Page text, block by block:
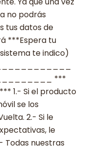
no podrás
tus datos de
***Espera tu
te indico)
***
1.- Si el producto
se los
2.- Si le
le
Todas nuestras